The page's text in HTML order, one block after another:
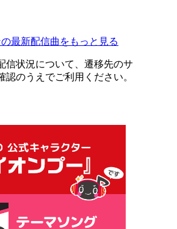
最新配信曲をもっと見る
信状況について、遷移先のサ
認のうえでご利用ください。